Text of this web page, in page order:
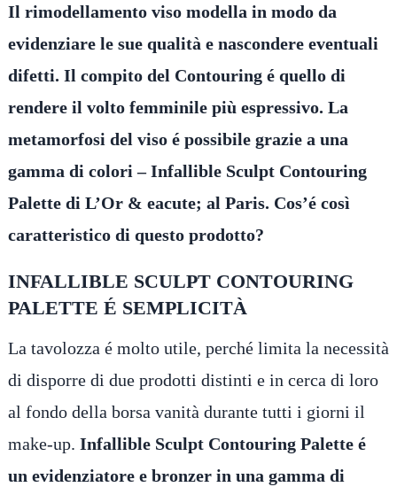
Il rimodellamento viso modella in modo da
evidenziare le sue qualità e nascondere eventuali
difetti. Il compito del Contouring é quello di
rendere il volto femminile più espressivo. La
metamorfosi del viso é possibile grazie a una
gamma di colori – Infallible Sculpt Contouring
Palette di L’Or & eacute; al Paris. Cos’é così
caratteristico di questo prodotto?
INFALLIBLE SCULPT CONTOURING
PALETTE É SEMPLICITÀ
La tavolozza é molto utile, perché limita la necessità
di disporre di due prodotti distinti e in cerca di loro
al fondo della borsa vanità durante tutti i giorni il
make-up. Infallible Sculpt Contouring Palette é
un evidenziatore e bronzer in una gamma di